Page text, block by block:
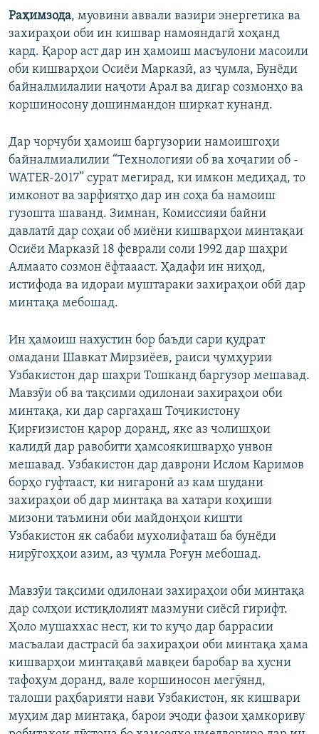
Раҳимзода, муовини аввали вазири энергетика ва
захираҳои оби ин кишвар намояндагӣ хоҳанд
кард. Қарор аст дар ин ҳамоиш масъулони масоили
оби кишварҳои Осиёи Марказӣ, аз ҷумла, Бунёди
байналмилалии наҷоти Арал ва дигар созмонҳо ва
коршиносону дошинмандон ширкат кунанд.
Дар чорчуби ҳамоиш баргузории намоишгоҳи
байналмиалилии “Технологияи об ва хоҷагии об -
WATER-2017” сурат мегирад, ки имкон медиҳад, то
имконот ва зарфиятҳо дар ин соҳа ба намоиш
гузошта шаванд. Зимнан, Комиссияи байни
давлатӣ дар соҳаи об миёни кишварҳои минтақаи
Осиёи Марказӣ 18 феврали соли 1992 дар шаҳри
Алмаато созмон ёфтаааст. Ҳадафи ин ниҳод,
истифода ва идораи муштараки захираҳои обӣ дар
минтақа мебошад.
Ин ҳамоиш нахустин бор баъди сари қудрат
омадани Шавкат Мирзиёев, раиси ҷумҳурии
Узбакистон дар шаҳри Тошканд баргузор мешавад.
Мавзӯи об ва тақсими одилонаи захираҳои оби
минтақа, ки дар саргаҳаш Тоҷикистону
Қирғизистон қарор доранд, яке аз чолишҳои
калидӣ дар равобити ҳамсоякишварҳо унвон
мешавад. Узбакистон дар даврони Ислом Каримов
борҳо гуфтааст, ки нигаронӣ аз кам шудани
захираҳои об дар минтақа ва хатари коҳиши
мизони таъмини оби майдонҳои кишти
Узбакистон як сабаби мухолифаташ ба бунёди
нирӯгоҳҳои азим, аз ҷумла Роғун мебошад.
Мавзӯи тақсими одилонаи захираҳои оби минтақа
дар солҳои истиқлолият мазмуни сиёсӣ гирифт.
Ҳоло мушаххас нест, ки то куҷо дар баррасии
масъалаи дастрасӣ ба захираҳои оби минтақа ҳама
кишварҳои минтақавӣ мавқеи баробар ва ҳусни
тафоҳум доранд, вале коршиносон мегӯянд,
талоши раҳбарияти нави Узбакистон, як кишвари
муҳим дар минтақа, барои эҷоди фазои ҳамкориву